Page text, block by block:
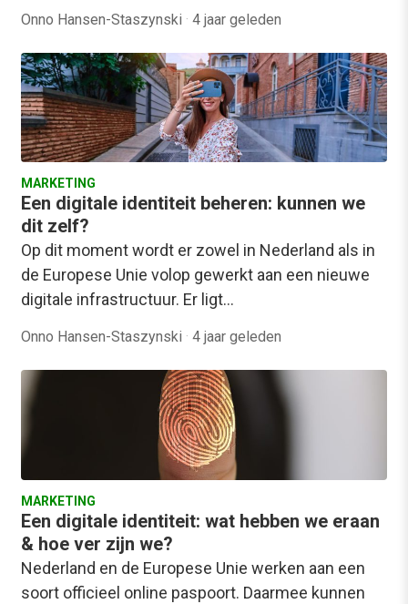
Onno Hansen-Staszynski · 4 jaar geleden
MARKETING
Een digitale identiteit beheren: kunnen we
dit zelf?
Op dit moment wordt er zowel in Nederland als in
de Europese Unie volop gewerkt aan een nieuwe
digitale infrastructuur. Er ligt…
Onno Hansen-Staszynski · 4 jaar geleden
MARKETING
Een digitale identiteit: wat hebben we eraan
& hoe ver zijn we?
Nederland en de Europese Unie werken aan een
soort officieel online paspoort. Daarmee kunnen